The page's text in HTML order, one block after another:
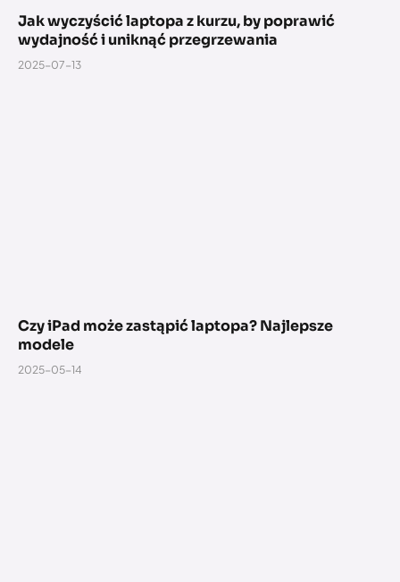
Jak wyczyścić laptopa z kurzu, by poprawić
wydajność i uniknąć przegrzewania
2025-07-13
Czy iPad może zastąpić laptopa? Najlepsze
modele
2025-05-14